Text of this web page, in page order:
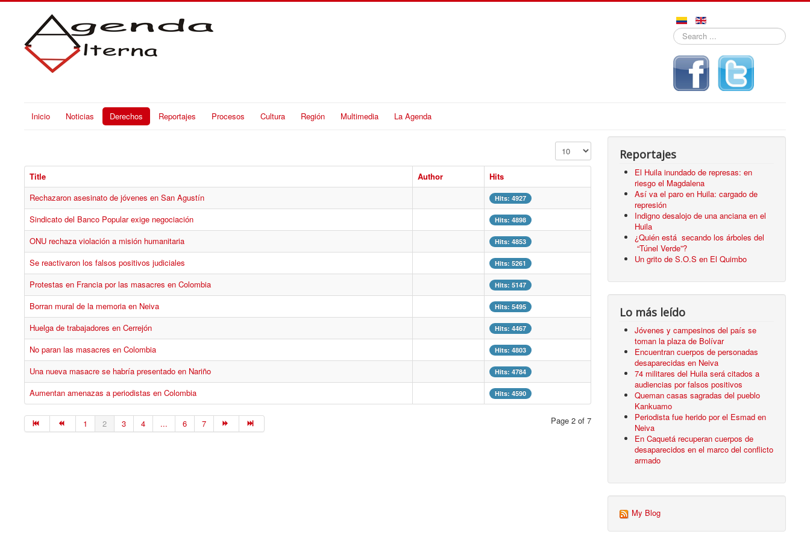
Search
...
Inicio Noticias Derechos Reportajes Procesos Cultura Región Multimedia La Agenda
Display #
Title Author
Hits
Rechazaron asesinato de jóvenes en San Agustín
Hits: 4927
Sindicato del Banco Popular exige negociación Hits: 4898
ONU rechaza violación a misión humanitaria Hits: 4853
Se reactivaron los falsos positivos judiciales Hits: 5261
Protestas en Francia por las masacres en Colombia Hits: 5147
Borran mural de la memoria en Neiva Hits: 5495
Huelga de trabajadores en Cerrejón Hits: 4467
No paran las masacres en Colombia Hits: 4803
Una nueva masacre se habría presentado en Nariño Hits: 4784
Aumentan amenazas a periodistas en Colombia Hits: 4590
Page 2 of 7
1 2 3 4 ... 6 7
Reportajes
El Huila inundado de represas: en
riesgo el Magdalena
Así va el paro en Huila: cargado de
represión
Indigno desalojo de una anciana en el
Huila
¿Quién está secando los árboles del
“Túnel Verde”?
Un grito de S.O.S en El Quimbo
Lo más leído
Jóvenes y campesinos del país se
toman la plaza de Bolívar
Encuentran cuerpos de personadas
desaparecidas en Neiva
74 militares del Huila será citados a
audiencias por falsos positivos
Queman casas sagradas del pueblo
Kankuamo
Periodista fue herido por el Esmad en
Neiva
En Caquetá recuperan cuerpos de
desaparecidos en el marco del conflicto
armado
My Blog